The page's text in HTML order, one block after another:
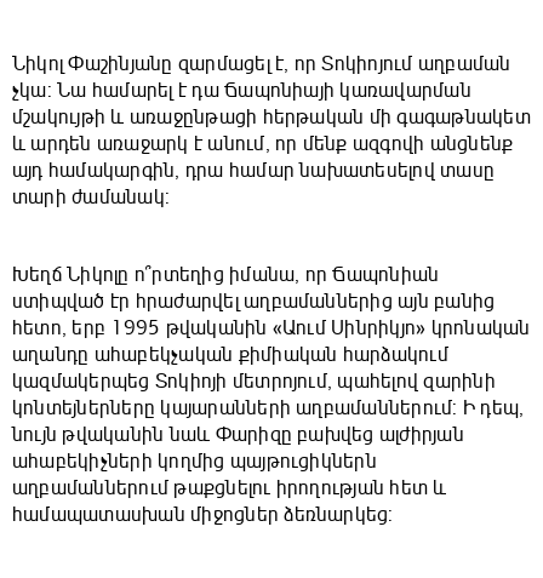
Նիկոլ Փաշինյանը զարմացել է, որ Տոկիոյում աղբաման
չկա: Նա համարել է դա Ճապոնիայի կառավարման
մշակույթի և առաջընթացի հերթական մի գագաթնակետ
և արդեն առաջարկ է անում, որ մենք ազգովի անցնենք
այդ համակարգին, դրա համար նախատեսելով տասը
տարի ժամանակ:
Խեղճ Նիկոլը ո՞րտեղից իմանա, որ Ճապոնիան
ստիպված էր հրաժարվել աղբամաններից այն բանից
հետո, երբ 1995 թվականին «Աում Սինրիկյո» կրոնական
աղանդը ահաբեկչական քիմիական հարձակում
կազմակերպեց Տոկիոյի մետրոյում, պահելով զարինի
կոնտեյներները կայարանների աղբամաններում: Ի դեպ,
նույն թվականին նաև Փարիզը բախվեց ալժիրյան
ահաբեկիչների կողմից պայթուցիկներն
աղբամաններում թաքցնելու իրողության հետ և
համապատասխան միջոցներ ձեռնարկեց: